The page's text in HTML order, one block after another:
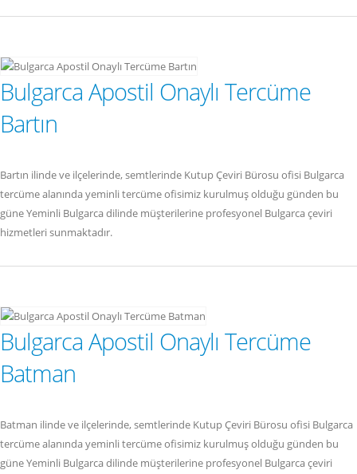
Bulgarca Apostil Onaylı Tercüme
Bartın
Bartın ilinde ve ilçelerinde, semtlerinde Kutup Çeviri Bürosu ofisi Bulgarca
tercüme alanında yeminli tercüme ofisimiz kurulmuş olduğu günden bu
güne Yeminli Bulgarca dilinde müşterilerine profesyonel Bulgarca çeviri
hizmetleri sunmaktadır.
Bulgarca Apostil Onaylı Tercüme
Batman
Batman ilinde ve ilçelerinde, semtlerinde Kutup Çeviri Bürosu ofisi Bulgarca
tercüme alanında yeminli tercüme ofisimiz kurulmuş olduğu günden bu
güne Yeminli Bulgarca dilinde müşterilerine profesyonel Bulgarca çeviri